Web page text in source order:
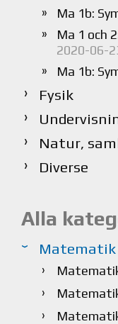
Ma 1b:
Ma 1 och
2020-06-
Ma 1b:
Fysik
Natur,
Diverse
Alla
Matematik